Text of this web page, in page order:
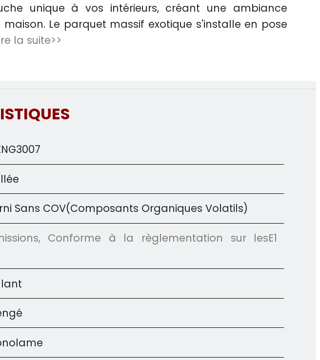
unique à vos intérieurs, créant une ambiance
Le parquet massif exotique s'installe en pose
la suite>>
Sans COV(Composants Organiques Volatils)
Conforme à la règlementation sur lesE1